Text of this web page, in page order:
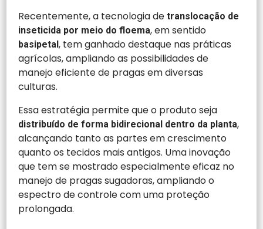
Recentemente, a tecnologia detranslocação de
inseticida por meio do floema, em sentido
basipetal, tem ganhado destaque nas práticas
agrícolas, ampliando as possibilidades de
manejo eficiente de pragas em diversas
culturas.
Essa estratégia permite que o produto seja
distribuído de forma bidirecional dentro da planta,
alcançando tanto as partes em crescimento
quanto os tecidos mais antigos. Uma inovação
que tem se mostrado especialmente eficaz no
manejo de pragas sugadoras, ampliando o
espectro de controle com uma proteção
prolongada.